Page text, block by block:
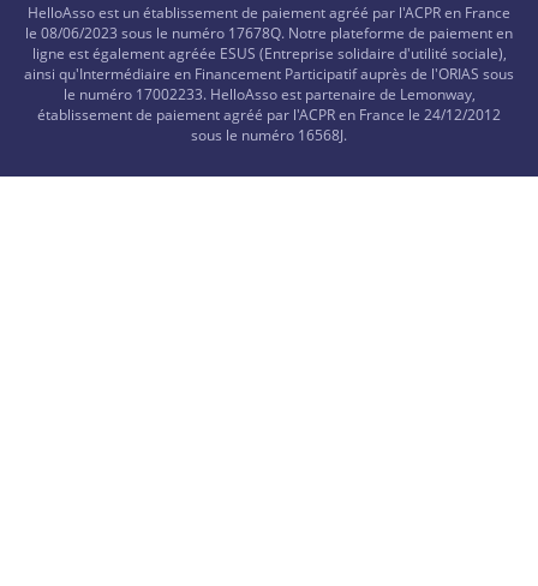
HelloAsso est un établissement de paiement agréé par l'ACPR en France
le 08/06/2023 sous le numéro 17678Q. Notre plateforme de paiement en
ligne est également agréée ESUS (Entreprise solidaire d'utilité sociale),
ainsi qu'Intermédiaire en Financement Participatif auprès de l'ORIAS sous
le numéro 17002233. HelloAsso est partenaire de Lemonway,
établissement de paiement agréé par l'ACPR en France le 24/12/2012
sous le numéro 16568J.